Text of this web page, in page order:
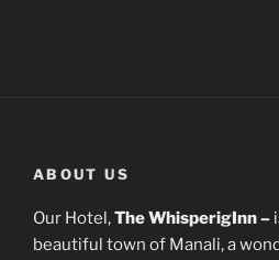
ABOUT US
Our Hotel,The WhisperigInn –
beautiful town of Manali, a